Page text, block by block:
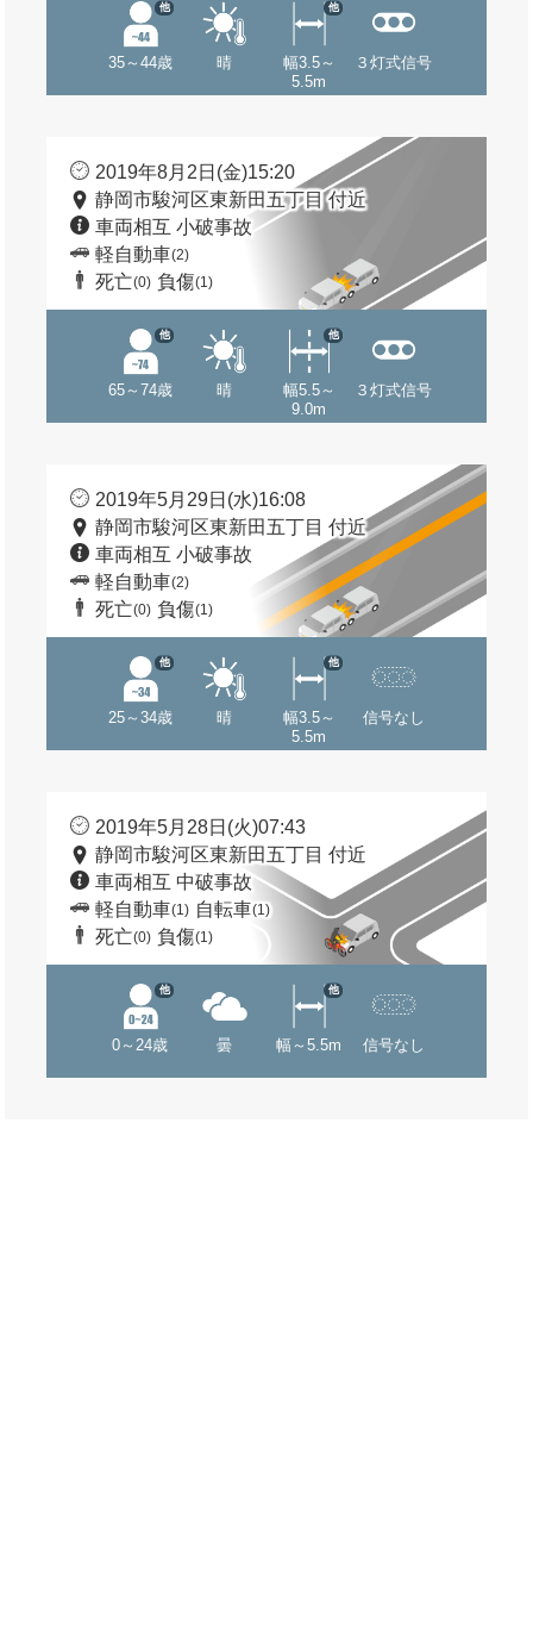
35～44歳
他
晴
幅3.5～
5.5m
他
３灯式信号
2019年8月2日(金)15:20
静岡市駿河区東新田五丁目 付近
車両相互 小破事故
軽自動車(2)
死亡(0) 負傷(1)
65～74歳
他
晴
幅5.5～
9.0m
他
３灯式信号
2019年5月29日(水)16:08
静岡市駿河区東新田五丁目 付近
車両相互 小破事故
軽自動車(2)
死亡(0) 負傷(1)
25～34歳
他
晴
幅3.5～
5.5m
他
信号なし
2019年5月28日(火)07:43
静岡市駿河区東新田五丁目 付近
車両相互 中破事故
軽自動車(1) 自転車(1)
死亡(0) 負傷(1)
0～24歳
他
曇 幅～5.5m
他
信号なし